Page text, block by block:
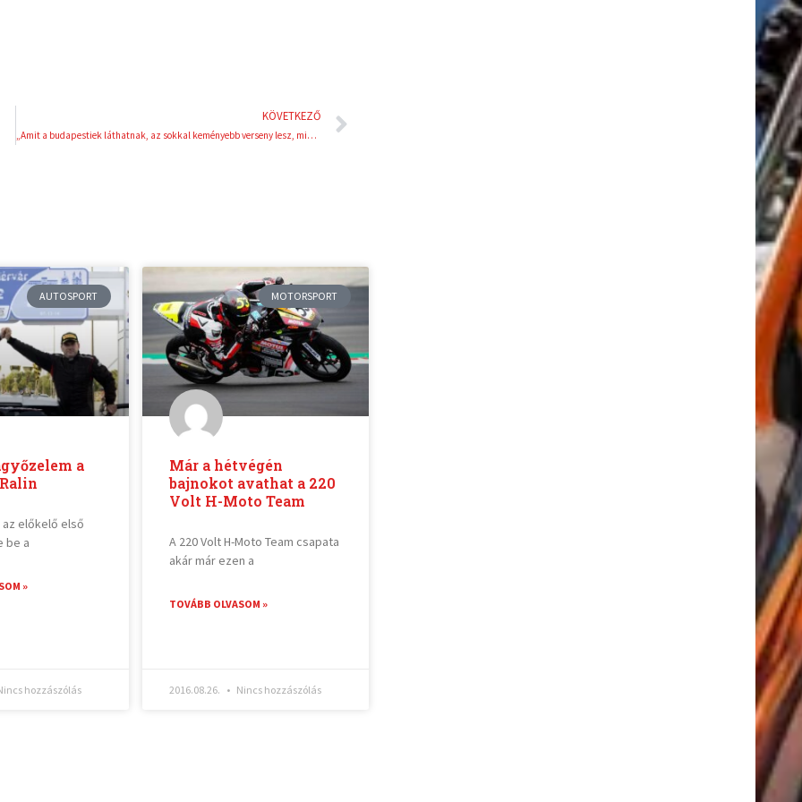
KÖVETKEZŐ
„Amit a budapestiek láthatnak, az sokkal keményebb verseny lesz, mint egy olimpia”
AUTOSPORT
a
az előkelő első
be a
»
hozzászólás
MOTORSPORT
Már a hétvégén
bajnokot avathat a 220
Volt H-Moto Team
A 220 Volt H-Moto Team csapata
akár már ezen a
TOVÁBB OLVASOM »
2016.08.26. Nincs hozzászólás